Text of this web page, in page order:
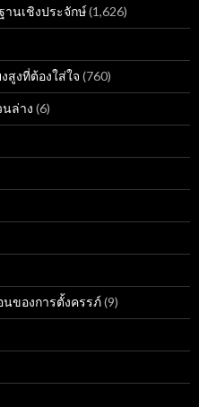
นเชิงประจักษ์(1,626)
สูงที่ต้องใส่ใจ (760)
ล่าง (6)
ของการตั้งครรภ์(9)